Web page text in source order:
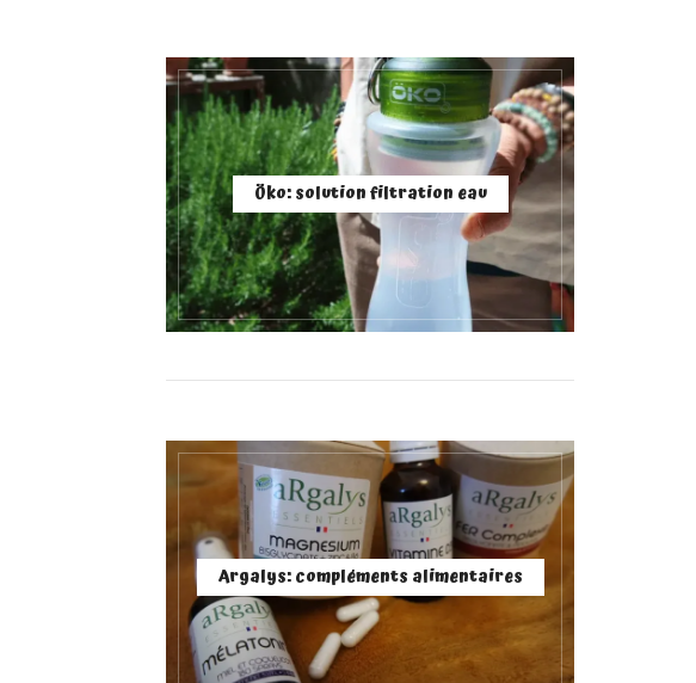
Öko: solution filtration eau
Argalys: compléments alimentaires